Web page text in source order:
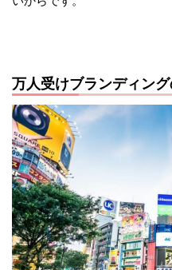
万人受けブランディン